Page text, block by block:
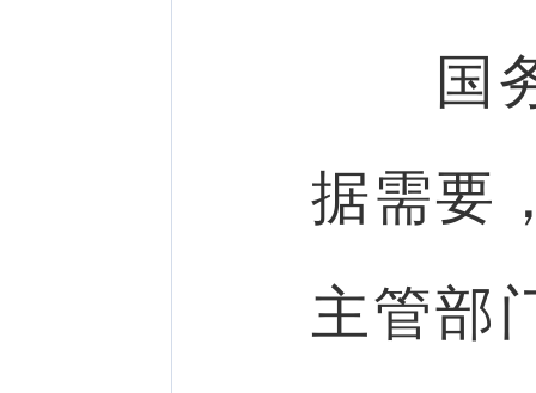
国务
据需要
主管部